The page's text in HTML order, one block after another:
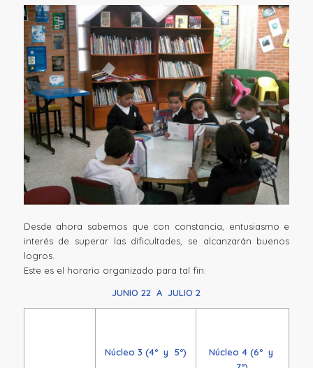
Desde ahora sabemos que con constancia, entusiasmo e
interés de superar las dificultades, se alcanzarán buenos
logros.
Este es el horario organizado para tal fin:
JUNIO 22 A JULIO 2
Núcleo 3 (4º y 5º)
Núcleo 4 (6º y